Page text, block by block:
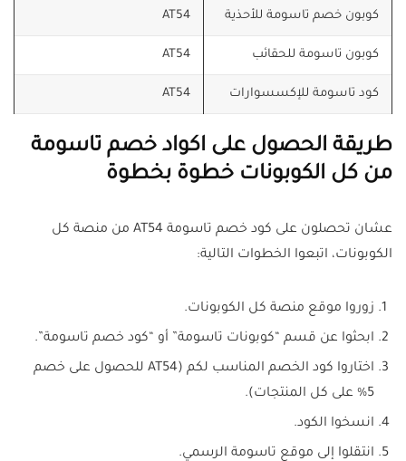
كوبون خصم تاسومة للأحذية AT54
كوبون تاسومة للحقائب AT54
كود تاسومة للإكسسوارات AT54
طريقة الحصول على اكواد خصم تاسومة
من كل الكوبونات خطوة بخطوة
عشان تحصلون على كود خصم تاسومة AT54 من منصة كل
الكوبونات، اتبعوا الخطوات التالية:
زوروا موقع منصة كل الكوبونات.
ابحثوا عن قسم “كوبونات تاسومة” أو “كود خصم تاسومة”.
اختاروا كود الخصم المناسب لكم (AT54 للحصول على خصم
5% على كل المنتجات).
انسخوا الكود.
انتقلوا إلى موقع تاسومة الرسمي.